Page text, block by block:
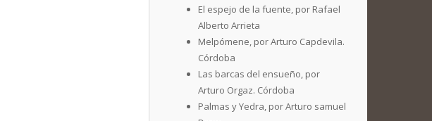
El espejo de la fuente, por Rafael
Alberto Arrieta
Melpómene, por Arturo Capdevila.
Córdoba
Las barcas del ensueño, por
Arturo Orgaz. Córdoba
Palmas y Yedra, por Arturo samuel